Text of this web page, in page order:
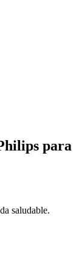
para
saludable.